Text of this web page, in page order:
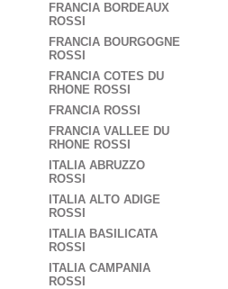
FRANCIA BORDEAUX
ROSSI
FRANCIA BOURGOGNE
ROSSI
FRANCIA COTES DU
RHONE ROSSI
FRANCIA ROSSI
FRANCIA VALLEE DU
RHONE ROSSI
ITALIA ABRUZZO
ROSSI
ITALIA ALTO ADIGE
ROSSI
ITALIA BASILICATA
ROSSI
ITALIA CAMPANIA
ROSSI